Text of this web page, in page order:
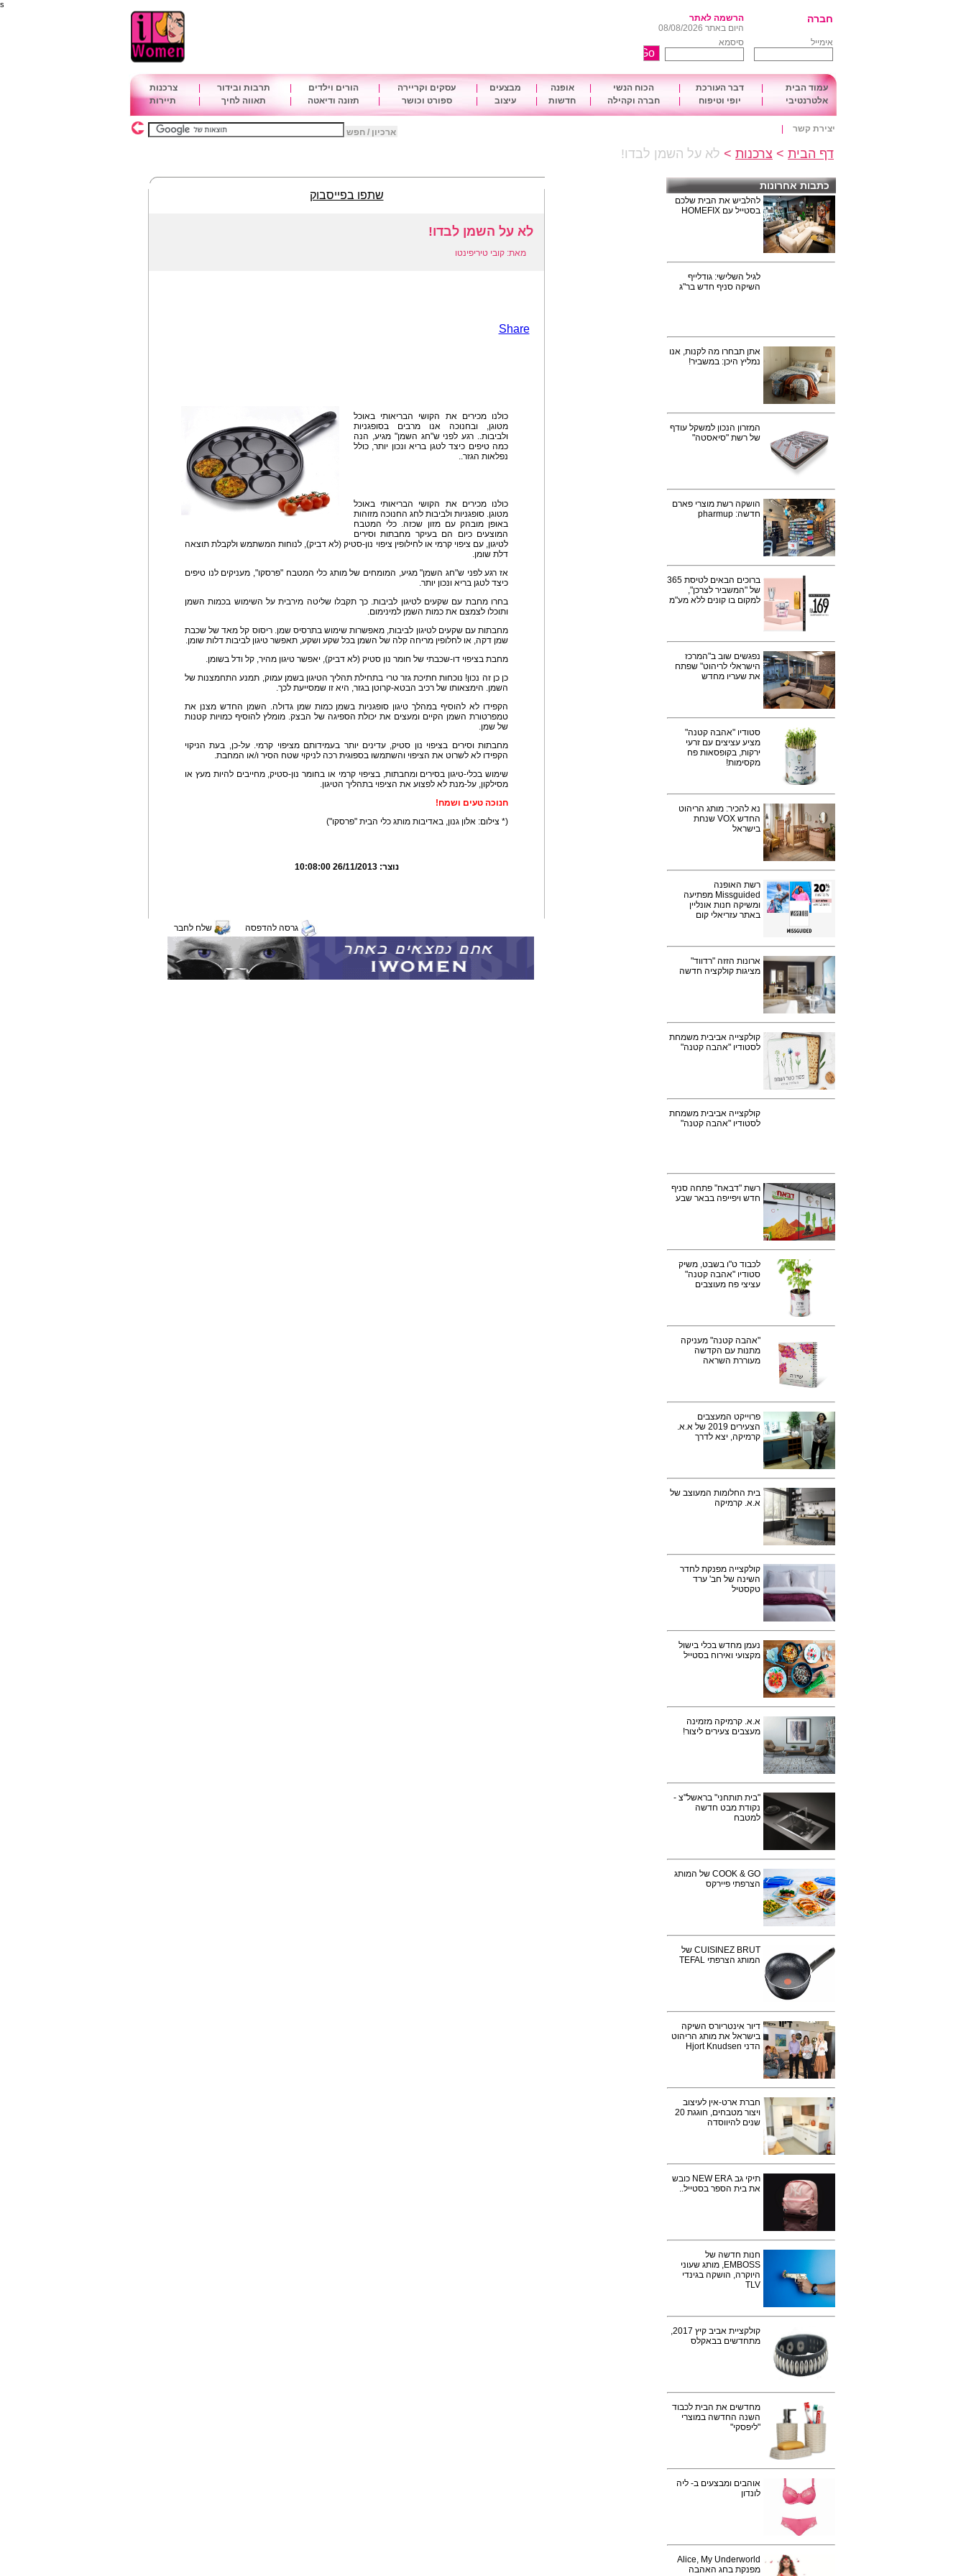
s
חברה
הרשמה לאתר
היום באתר 08/08/2026
אימייל
סיסמא
עמוד הבית דבר העורכת הכוח הנשי אופנה מבצעים עסקים וקריירה הורים וילדים תרבות ובידור
צרכנות
אלטרנטיבי
יופי וטיפוח חברה וקהילה חדשות עיצוב ספורט וכושר תזונה ודיאטה תאווה לחיך תיירות
יצירת קשר ארכיון / חפש
דף הבית > צרכנות > לא על השמן לבדו!
כתבות אחרונות
להלביש את הבית שלכם
בסטייל עם HOMEFIX
לגיל השלישי: גודלייף
השיקה סניף חדש בר"ג
אתן תבחרו מה לקנות, אנו
נמליץ היכן: במשביר!
המזרון הנכון למשקל עודף
של רשת "סיאסטה"
הושקה רשת מוצרי פארם
חדשה: pharmup
ברוכים הבאים לטיסת 365
של "המשביר לצרכן",
למקום בו קונים ללא מע"מ
נפגשים שוב ב"המרכז
הישראלי לריהוט" שפתח
את שעריו מחדש
סטודיו "אהבה קטנה"
מציע עציצים עם זרעי
ירקות, בקופסאות פח
מקסימות!
נא להכיר: מותג הריהוט
החדש VOX שנחת
בישראל
רשת האופנה
Missguided מפתיעה
ומשיקה חנות אונליין
באתר עזריאלי קום
ארונות הזזה "רדווד"
מציגות קולקציה חדשה
קולקצייה אביבית משמחת
לסטודיו "אהבה קטנה"
קולקצייה אביבית משמחת
לסטודיו "אהבה קטנה"
רשת "דבאח" פתחה סניף
חדש ויפייפה בבאר שבע
לכבוד ט"ו בשבט, משיק
סטודיו "אהבה קטנה"
עציצי פח מעוצבים
"אהבה קטנה" מעניקה
מתנות עם הקדשה
מעוררת השראה
פרוייקט המעצבים
הצעירים 2019 של א.א.
קרמיקה, יצא לדרך
בית החלומות המעוצב של
א.א. קרמיקה
קולקצייה מפנקת לחדר
השינה של חב' ערד
טקסטיל
נעמן מחדש בכלי בישול
מקצועי ואירוח בסטייל
א.א. קרמיקה מזמינה
מעצבים צעירים ליצור!
"בית תותחני" בראשל"צ -
נקודת מבט חדשה
למטבח
COOK & GO של המותג
הצרפתי פיירקס
CUISINEZ BRUT של
המותג הצרפתי TEFAL
דיור אינטריורס השיקה
בישראל את מותג הריהוט
הדני Hjort Knudsen
חברת ארט-אין לעיצוב
ויצור מטבחים, חוגגת 20
שנים להיווסדה
תיקי גב NEW ERA כובש
את בית הספר בסטייל..
חנות חדשה של
EMBOSS, מותג שעוני
היוקרה, הושקה בגינדי
TLV
קולקציית אביב קיץ 2017,
מתחדשים בבאקלס
מחדשים את הבית לכבוד
השנה החדשה במוצרי
"ליפסקי"
אוהבים ומבצעים ב- ליה
לונדון
Alice, My Underworld
מפנקת בחג האהבה
שתפו בפייסבוק
לא על השמן לבדו!
מאת: קובי טיריפינטו
Share
כולנו מכירים את הקושי הבריאותי באוכל
מטוגן, ובחנוכה אנו מרבים בסופגניות
ולביבות.. רגע לפני ש"חג השמן" מגיע, הנה
כמה טיפים כיצד לטגן בריא ונכון יותר, כולל
נפלאות הגזר..
כולנו מכירים את הקושי הבריאותי באוכל
מטוגן. סופגניות ולביבות לחג החנוכה מזוהות
באופן מובהק עם מזון שכזה. כלי המטבח
המוצעים כיום הם בעיקר מחבתות וסירים
לטיגון, עם ציפוי קרמי או לחילופין ציפוי נון-סטיק (לא דביק), לנוחות המשתמש ולקבלת תוצאה
דלת שומן.
אז רגע לפני ש"חג השמן" מגיע, המומחים של מותג כלי המטבח "פרסקו", מעניקים לנו טיפים
כיצד לטגן בריא ונכון יותר.
בחרו מחבת עם שקעים לטיגון לביבות. כך תקבלו שליטה מירבית על השימוש בכמות השמן
ותוכלו לצמצם את כמות השמן למינימום.
מחבתות עם שקעים לטיגון לביבות, מאפשרות שימוש בתרסיס שמן. ריסוס קל מאד של שכבת
שמן דקה, או לחלופין מריחה קלה של השמן בכל שקע ושקע, תאפשר טיגון לביבות דלות שומן.
מחבת בציפוי דו-שכבתי של חומר נון סטיק (לא דביק), יאפשר טיגון מהיר, קל ודל בשומן.
כן כן זה נכון! נוכחות חתיכת גזר טרי בתחילת תהליך הטיגון בשמן עמוק, תמנע התחמצנות של
השמן. הימצאותו של רכיב הבטא-קרוטן בגזר, היא זו שמסייעת לכך.
הקפידו לא להוסיף במהלך טיגון סופגניות בשמן כמות שמן גדולה. השמן החדש מצנן את
טמפרטורת השמן הקיים ומעצים את יכולת הספיגה של הבצק. מומלץ להוסיף כמויות קטנות
של שמן.
מחבתות וסירים בציפוי נון סטיק, עדינים יותר בעמידותם מציפוי קרמי. על-כן, בעת הניקוי
הקפידו לא לשרוט את הציפוי והשתמשו בספוגית רכה לניקוי שטח הסיר ו/או המחבת.
שימוש בכלי-טיגון בסירים ומחבתות, בציפוי קרמי או בחומר נון-סטיק, מחייבים להיות מעץ או
מסילקון, על-מנת לא לפצוע את הציפוי בתהליך הטיגון.
חנוכה טעים ושמח!
(* צילום: אלון גנון, באדיבות מותג כלי הבית "פרסקו")
נוצר:26/11/2013 10:08:00
גרסה להדפסה שלח לחבר